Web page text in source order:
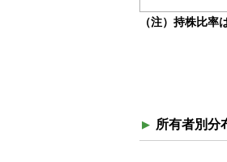
（注）持株比率
所有者別分